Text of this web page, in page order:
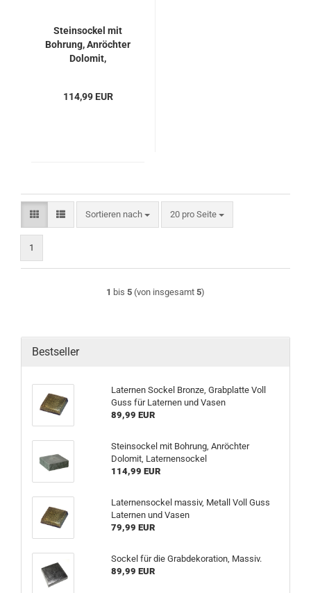
Steinsockel mit
Bohrung, Anröchter
Dolomit,
114,99 EUR
Sortieren nach
Sortieren nach 20 pro Seite
pro Seite
1
1 bis 5 (von insgesamt 5)
Bestseller
Laternen Sockel Bronze, Grabplatte Voll
Guss für Laternen und Vasen
89,99 EUR
Steinsockel mit Bohrung, Anröchter
Dolomit, Laternensockel
114,99 EUR
Laternensockel massiv, Metall Voll Guss
Laternen und Vasen
79,99 EUR
Sockel für die Grabdekoration, Massiv.
89,99 EUR